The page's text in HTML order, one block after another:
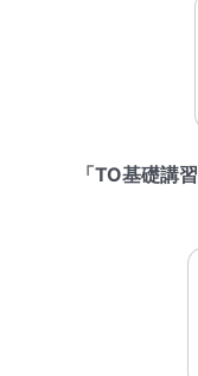
「TO基礎講